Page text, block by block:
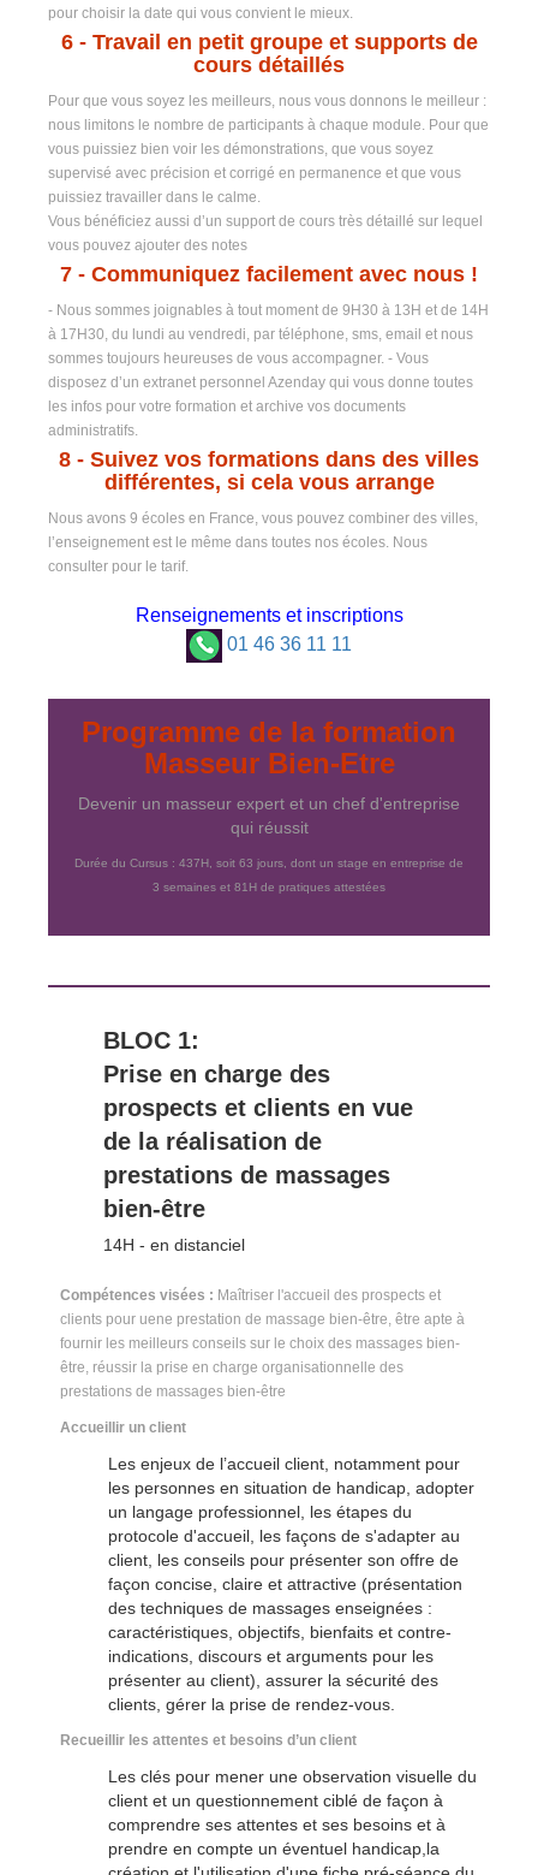
pour choisir la date qui vous convient le mieux.
6- Travail en petit groupe et supports de
cours détaillés
Pour que vous soyez les meilleurs, nous vous donnons le meilleur :
nous limitons le nombre de participants à chaque module. Pour que
vous puissiez bien voir les démonstrations, que vous soyez
supervisé avec précision et corrigé en permanence et que vous
puissiez travailler dans le calme.
Vous bénéficiez aussi d’un support de cours très détaillé sur lequel
vous pouvez ajouter des notes
7 - Communiquez facilement avec nous !
- Nous sommes joignables à tout moment de 9H30 à 13H et de 14H
à 17H30, du lundi au vendredi, par téléphone, sms, email et nous
sommes toujours heureuses de vous accompagner. - Vous
disposez d’un extranet personnel Azenday qui vous donne toutes
les infos pour votre formation et archive vos documents
administratifs.
8 - Suivez vos formations dans des villes
différentes, si cela vous arrange
Nous avons 9 écoles en France, vous pouvez combiner des villes,
l’enseignement est le même dans toutes nos écoles. Nous
consulter pour le tarif.
Renseignements et inscriptions
01 46 36 11 11
Programme de la formation
Masseur Bien-Etre
Devenir un masseur expert et un chef d'entreprise
qui réussit
Durée du Cursus : 437H, soit 63 jours, dont un stage en entreprise de
3 semaines et 81H de pratiques attestées
BLOC 1:
Prise en charge des
prospects et clients en vue
de la réalisation de
prestations de massages
bien-être
14H - en distanciel
Compétences visées : Maîtriser l'accueil des prospects et
clients pour uene prestation de massage bien-être, être apte à
fournir les meilleurs conseils sur le choix des massages bien-
être, réussir la prise en charge organisationnelle des
prestations de massages bien-être
Accueillir un client
Les enjeux de l’accueil client, notamment pour
les personnes en situation de handicap, adopter
un langage professionnel, les étapes du
protocole d'accueil, les façons de s'adapter au
client, les conseils pour présenter son offre de
façon concise, claire et attractive (présentation
des techniques de massages enseignées :
caractéristiques, objectifs, bienfaits et contre-
indications, discours et arguments pour les
présenter au client), assurer la sécurité des
clients, gérer la prise de rendez-vous.
Recueillir les attentes et besoins d’un client
Les clés pour mener une observation visuelle du
client et un questionnement ciblé de façon à
comprendre ses attentes et ses besoins et à
prendre en compte un éventuel handicap,la